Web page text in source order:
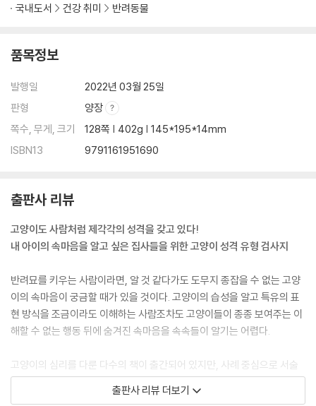
국내도서
건강 취미 반려동물
품목정보
발행일
2022년 03월 25일
판형
양장
쪽수, 무게, 크기
128쪽 | 402g | 145*195*14mm
ISBN13
9791161951690
출판사 리뷰
고양이도 사람처럼 제각각의 성격을 갖고 있다!
내 아이의 속마음을 알고 싶은 집사들을 위한 고양이 성격 유형 검사지
반려묘를 키우는 사람이라면, 알 것 같다가도 도무지 종잡을 수 없는 고양
이의 속마음이 궁금할 때가 있을 것이다. 고양이의 습성을 알고 특유의 표
현 방식을 조금이라도 이해하는 사람조차도 고양이들이 종종 보여주는 이
해할 수 없는 행동 뒤에 숨겨진 속마음을 속속들이 알기는 어렵다.
고양이의 심리를 다룬 다수의 책이 출간되어 있지만, 사례 중심으로 서술
되는 경우가 많다. 그렇다 보니 내 고양이에게 들어맞는 사례를 찾아야 하
는데 책 속의 사례와 꼭 들어맞기가 사실상 쉽지 않다. 반면 이 책은 전문가
출판사 리뷰 더보기